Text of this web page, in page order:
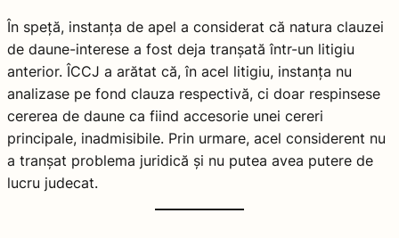
În speță, instanța de apel a considerat că natura clauzei
de daune-interese a fost deja tranșată într-un litigiu
anterior. ÎCCJ a arătat că, în acel litigiu, instanța nu
analizase pe fond clauza respectivă, ci doar respinsese
cererea de daune ca fiind accesorie unei cereri
principale, inadmisibile. Prin urmare, acel considerent nu
a tranșat problema juridică și nu putea avea putere de
lucru judecat.